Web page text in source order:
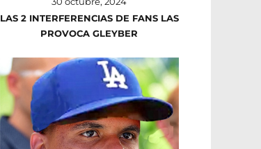
LAS 2 INTERFERENCIAS DE FANS LAS
PROVOCA GLEYBER